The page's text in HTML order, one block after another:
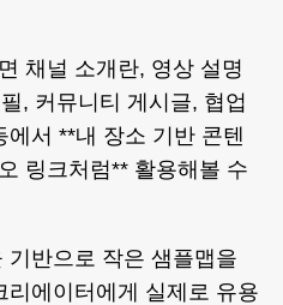
채널 소개란, 영상 설명
, 커뮤니티 게시글, 협업
서 **내 장소 기반 콘텐
링크처럼** 활용해볼 수
기반으로 작은 샘플맵을
리에이터에게 실제로 유용